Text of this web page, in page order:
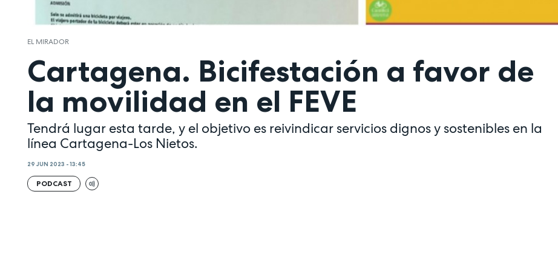
EL MIRADOR
Cartagena. Bicifestación a favor de
la movilidad en el FEVE
Tendrá lugar esta tarde, y el objetivo es reivindicar servicios dignos y sostenibles en la
línea Cartagena-Los Nietos.
29 JUN 2023 - 13:45
PODCAST